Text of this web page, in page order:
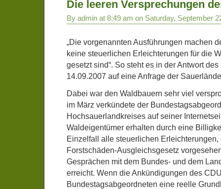
Die leeren Versprechungen
By admin at 8:49 am on Saturday, September
„Die vorgenannten Ausführungen machen
keine steuerlichen Erleichterungen für die
gesetzt sind“. So steht es in der Antwort
14.09.2007 auf eine Anfrage der
Dabei war den Waldbauern sehr viel
im März verkündete der
Hochsauerlandkreises auf seiner
Waldeigentümer erhalten durch eine
Einzelfall alle steuerlichen Erleichterungen,
Forstschäden-Ausgleichsgesetz
Gesprächen mit dem Bundes- und dem
erreicht. Wenn die Ankündigungen des
Bundestagsabgeordneten eine reelle